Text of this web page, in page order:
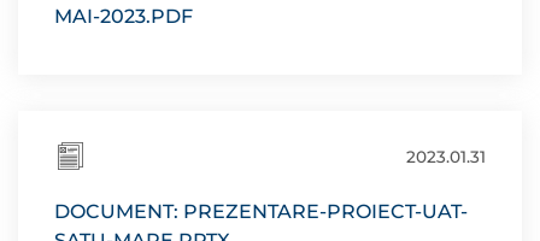
MAI-2023.PDF
2023.01.31
DOCUMENT: PREZENTARE-PROIECT-UAT-